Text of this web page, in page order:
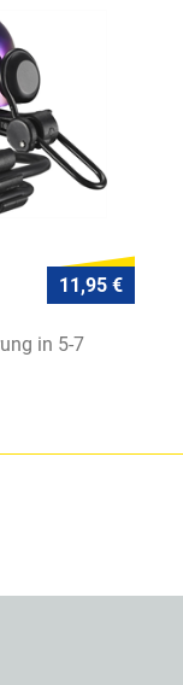
11,95 €
in 5-7